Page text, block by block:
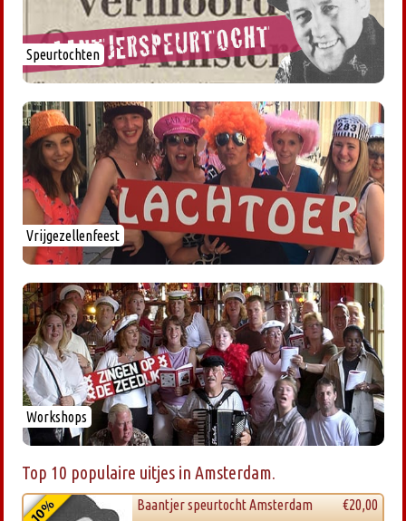
Speurtochten
Vrijgezellenfeest
Workshops
Top 10 populaire uitjes in Amsterdam.
Baantjer speurtocht Amsterdam €20,00